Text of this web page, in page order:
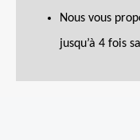
Nous vous
jusqu’à 4 fois